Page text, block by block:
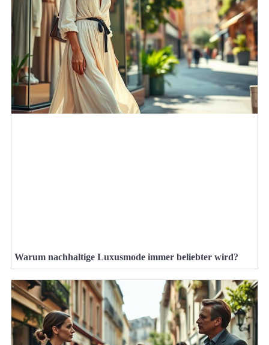
Warum nachhaltige Luxusmode immer beliebter wird?